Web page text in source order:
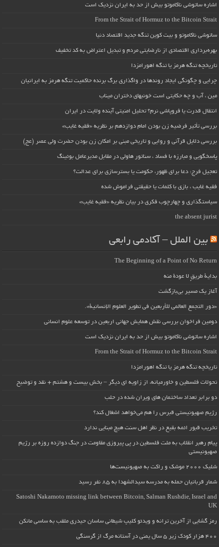
اشاره ساتوشی ناکاموتو بیش از حد به ایران نزدیک است
From the Strait of Hormuz to the Bitcoin Strait
ساتوشی ناکاموتو و بیت کوین تنگه جدید اقتصاد دنیا
بهره‌برداری اقتصادی از نارضایتی مردم و تبدیل اعتراض به کد تخفیف
تاریخچه تنگه هرمز یا تنگه اهورامزدا
چرایی و چگونگی ایجاد روندها در واگذاری برگ برنده حاکمیت تنگه هرمز به ایرانیان
مین ، آب و چه حکایتی است خونبهای دختران میناب
انتقال قدرت یا فروپاشی نرم؟ تحلیل امنیتی آینده ولایت در ایران
بررسی تأثیر فرضیه زن بودن امام دوازدهم بر نظریه «فقیه غایب»
بررسی دلایل قرآنی و روایی و تاریخی مبنی بر امکان زن بودن حضرت ولی عصر (عج)
پاسخگویی و مبارزه با فساد ، سناتور هاولی در مقابل مدیرعامل بوئینگ
تعجیل فرج: دعا برای ظهور، حکومت یا بسترسازی برای عدالت؟
فقیه غایب ، بازی با کلمات یا حقیقتی فراموش شده
سیاستگذاری و چهارچوب فکری در بیان نظریه «فقیه غایب»
the absent jurist
بین الملل – آکادمی رابعی
The Beginning of a Point of No Return
بداية طريقٍ لا عودة منه
آغاز یک مسیر بی‌بازگشت
«دور التجمع العالمي للأربعين في تطوير العلوم الإنسانية».
دومین فراخوان بررسی نقش همایش جهانی اربعین در توسعه علوم انسانی
اشاره ساتوشی ناکاموتو بیش از حد به ایران نزدیک است
From the Strait of Hormuz to the Bitcoin Strait
تاریخچه تنگه هرمز یا تنگه اهورامزدا
تحولات فلسطین و خاورمیانه، از زاویه ای دیگر – بخش بیست و هشتم + نقد و توضیح
دو برابر تعداد ساختمان های ویران شده در حلب
رژیم صهیونیستی قبرس را هم می‌خواهد اشغال کند؟
تخریب قبور ائمه بقیع در نظر اهل سنت هیچ مبنایی ندارد
پیام رهبر انقلاب به ملت فلسطین در پی پیروزی مقاومت در جنگ دوازده روزه بر رژیم
صهیونیستی
شلیک ۲۰۰۰ موشک و راکت به صهیونیست‌ها
شمار قربانیان حمله به مدرسه سیدالشهدا به ۸۵ نفر رسید
Satoshi Nakamoto missing link between Bitcoin, Salman Rushdie, Israel and
UK
رمز گشایی از آخرین ترانه و ویدئو کلیپ شیطانی ساسان حیدری ملقب به ساسی مانکن
۴۰۰ هزار کودک زیر ۵ سال یمنی در آستانه مرگ از گرسنگی